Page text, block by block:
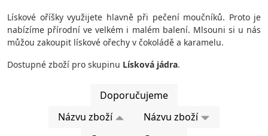
Lískové oříšky využijete hlavně při pečení moučníků. Proto je
nabízíme přírodní ve velkém i malém balení. Mlsouni si u nás
můžou zakoupit lískové ořechy v čokoládě a karamelu.
Dostupné zboží pro skupinu Lísková jádra.
Doporučujeme
Názvu zboží
Názvu zboží